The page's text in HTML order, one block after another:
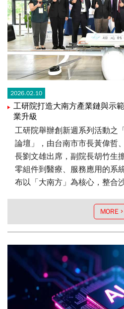
2026.02.10
工研院打造大南方產業鏈與示
業升級
工研院舉辦創新週系列活動之
論壇」，由台南市市長黃偉哲
長劉文雄出席，副院長胡竹生
零組件到醫療、服務應用的系
布以「大南方」為核心，整合
推動我國機器人與無人機技術
際市場奠定堅實基礎。
MORE